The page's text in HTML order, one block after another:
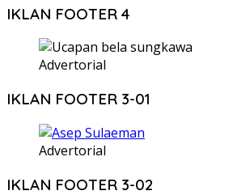
IKLAN FOOTER 4
Advertorial
IKLAN FOOTER 3-01
Advertorial
IKLAN FOOTER 3-02